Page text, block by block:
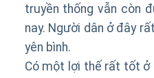
truyền thống vẫn còn
nay. Người dân ở đây
yên bình.
Có một lợi thế rất tốt